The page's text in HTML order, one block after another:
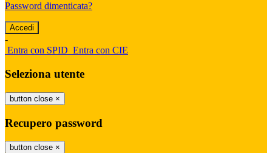
Password dimenticata?
-
Entra con SPID Entra con CIE
Seleziona utente
button close ×
Recupero password
button close ×